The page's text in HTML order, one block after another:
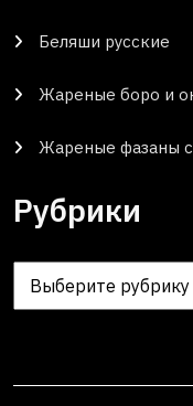
Беляши русские
Жареные боро и
Жареные фазаны
Рубрики
Рубрики